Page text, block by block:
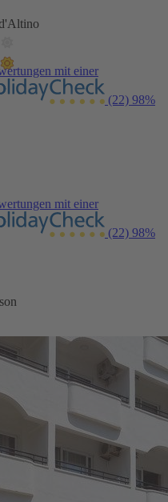
mit einer
(22) 98%
mit einer
(22) 98%